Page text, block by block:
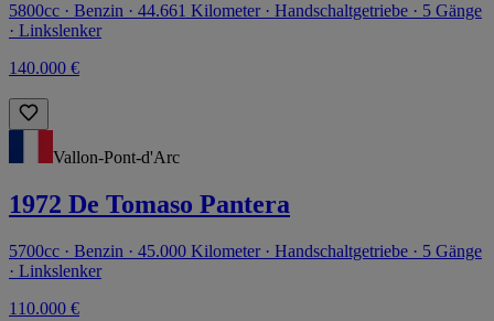
5800cc · Benzin · 44.661 Kilometer · Handschaltgetriebe · 5 Gänge
· Linkslenker
140.000 €
Vallon-Pont-d'Arc
1972 De Tomaso Pantera
5700cc · Benzin · 45.000 Kilometer · Handschaltgetriebe · 5 Gänge
· Linkslenker
110.000 €